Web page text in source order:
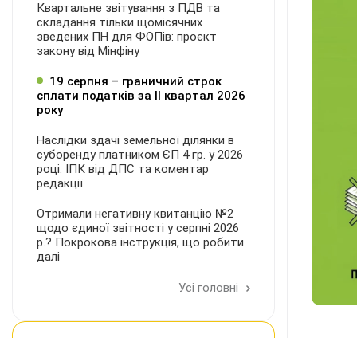
Квартальне звітування з ПДВ та
складання тільки щомісячних
зведених ПН для ФОПів: проєкт
закону від Мінфіну
19 серпня – граничний строк
сплати податків за ІI квартал 2026
року
Наслідки здачі земельної ділянки в
суборенду платником ЄП 4 гр. у 2026
році: ІПК від ДПС та коментар
редакції
Отримали негативну квитанцію №2
щодо єдиної звітності у серпні 2026
р.? Покрокова інструкція, що робити
далі
Усі головні